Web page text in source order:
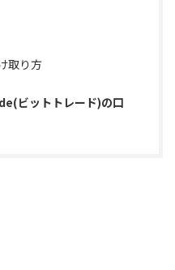
取り方
ビットトレード)の口